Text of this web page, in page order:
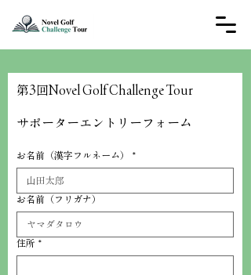
サポーターエントリーフォーム
お名前（漢字フルネーム） *
お名前（フリガナ）
住所 *